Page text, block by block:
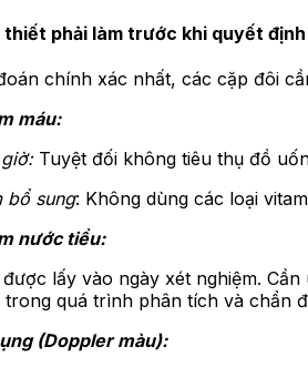
thiết phải làm trước khi quyết
chính xác nhất, các cặp đôi
máu:
giờ: Tuyệt đối không tiêu thụ đồ
bổ sung: Không dùng các loại
nước tiểu:
lấy vào ngày xét nghiệm.
quá trình phân tích và chẩn
(Doppler màu):